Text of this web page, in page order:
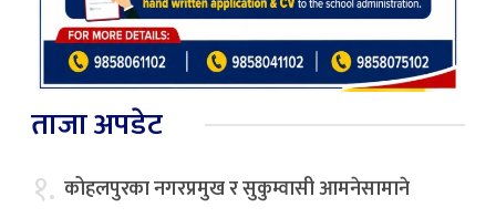
ताजा अपडेट
१. कोहलपुरका नगरप्रमुख र सुकुम्वासी आमनेसामाने